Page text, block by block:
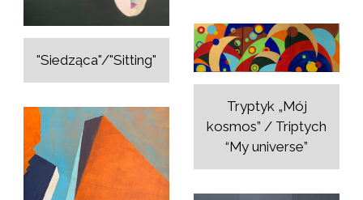
"Siedząca"/"Sitting"
Tryptyk „Mój
kosmos” / Triptych
“My universe”